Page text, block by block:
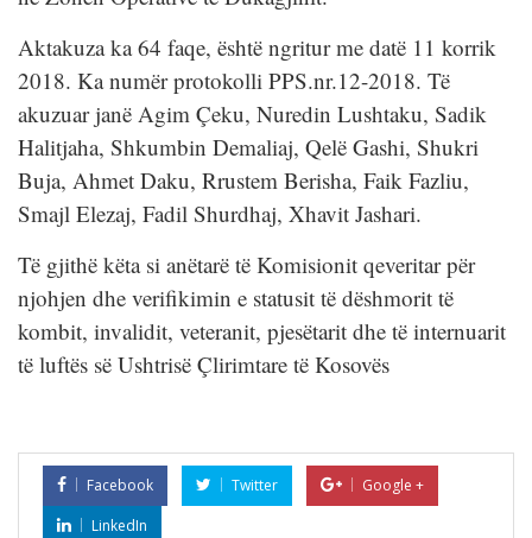
Aktakuza ka 64 faqe, është ngritur me datë 11 korrik
2018. Ka numër protokolli PPS.nr.12-2018. Të
akuzuar janë Agim Çeku, Nuredin Lushtaku, Sadik
Halitjaha, Shkumbin Demaliaj, Qelë Gashi, Shukri
Buja, Ahmet Daku, Rrustem Berisha, Faik Fazliu,
Smajl Elezaj, Fadil Shurdhaj, Xhavit Jashari.
Të gjithë këta si anëtarë të Komisionit qeveritar për
njohjen dhe verifikimin e statusit të dëshmorit të
kombit, invalidit, veteranit, pjesëtarit dhe të internuarit
të luftës së Ushtrisë Çlirimtare të Kosovës
Facebook Twitter
Google +
LinkedIn